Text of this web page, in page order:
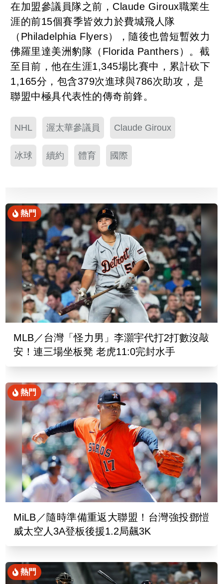
在加盟參議員隊之前，Claude Giroux職業生
涯的前15個賽季皆效力於費城飛人隊
（Philadelphia Flyers），隨後也曾短暫效力
佛羅里達美洲豹隊（Florida Panthers）。截
至目前，他在生涯1,345場比賽中，累計砍下
1,165分，包含379次進球與786次助攻，是
聯盟中極具代表性的傳奇前鋒。
NHL 渥太華參議員 Claude Giroux
冰球 續約 體育 國際
熱門
MLB／台灣「怪力男」李灝宇代打2打數沒敲
安！連三場坐板凳 老虎11:0完封水手
熱門
MiLB／隨時準備重返大聯盟！台灣強投鄧愷
威太空人3A登板後援1.2局飆3K
熱門